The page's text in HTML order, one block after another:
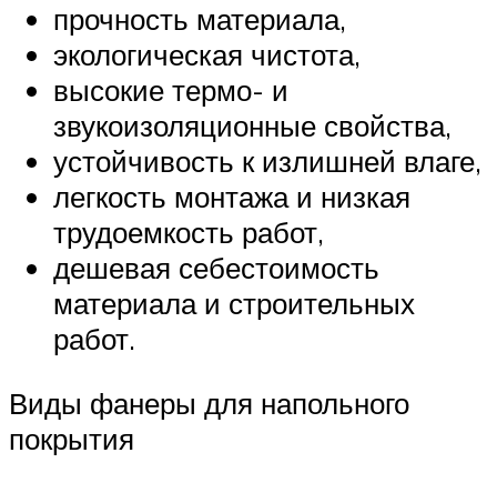
прочность материала,
экологическая чистота,
высокие термо- и
звукоизоляционные свойства,
устойчивость к излишней влаге,
легкость монтажа и низкая
трудоемкость работ,
дешевая себестоимость
материала и строительных
работ.
Виды фанеры для напольного
покрытия